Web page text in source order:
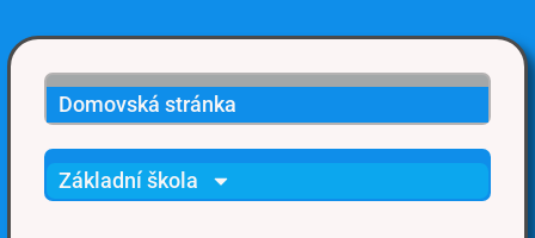
Domovská stránka
Základní škola